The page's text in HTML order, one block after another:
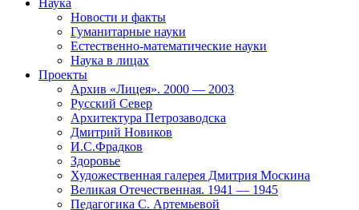
Наука
Новости и факты
Гуманитарные науки
Естественно-математические науки
Наука в лицах
Проекты
Архив «Лицея». 2000 — 2003
Русский Север
Архитектура Петрозаводска
Дмитрий Новиков
И.С.Фрадков
Здоровье
Художественная галерея Дмитрия Москина
Великая Отечественная. 1941 — 1945
Педагогика С. Артемьевой